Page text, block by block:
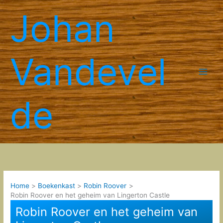
Spring
naar
de
inhoudJohan
Vandevel
de
Home Boekenkast
Robin Roover
Robin Roover en het geheim van Lingerton Castle
Robin Roover en het geheim van